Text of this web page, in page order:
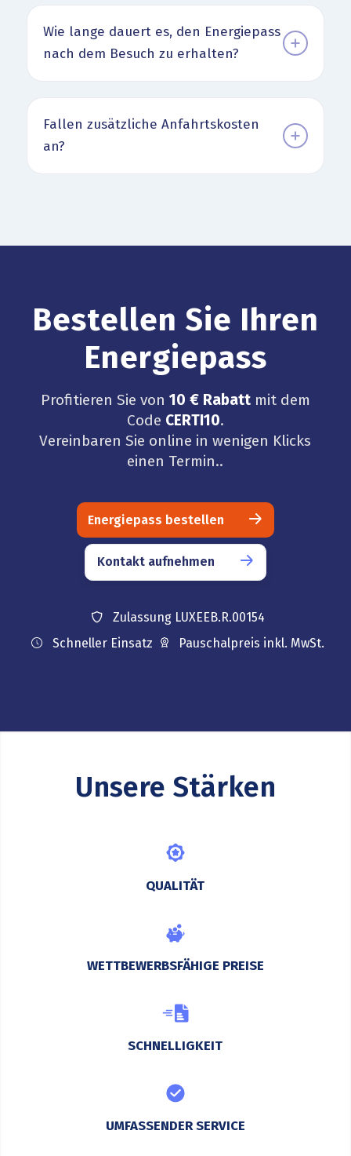
Wie lange dauert es, den Energiepass
nach dem Besuch zu erhalten?
Fallen zusätzliche Anfahrtskosten
an?
Bestellen Sie Ihren
Energiepass
Profitieren Sie von 10 € Rabattmit dem
Code CERTI10.
Vereinbaren Sie online in wenigen Klicks
einen Termin..
Energiepass bestellen
Kontakt aufnehmen
Zulassung LUXEEB.R.00154
Schneller Einsatz
Pauschalpreis inkl. MwSt.
Unsere Stärken
QUALITÄT
WETTBEWERBSFÄHIGE PREISE
SCHNELLIGKEIT
UMFASSENDER SERVICE